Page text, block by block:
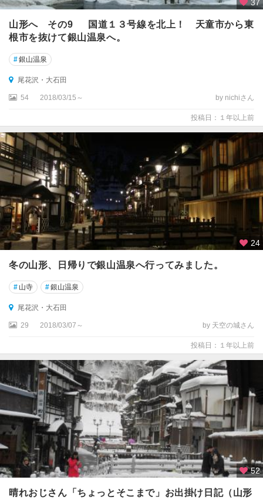
37
山形へ その9 国道１３号線を北上！ 天童市から東
根市を抜けて銀山温泉へ。
#銀山温泉
尾花沢・大石田
54 2018/03/15～ by nichiさん
投稿日：１年以上前
24
冬の山形、日帰りで銀山温泉へ行ってみました。
# 山寺 #銀山温泉
尾花沢・大石田
29 2018/03/07～ by 天空の城さん
投稿日：１年以上前
52
晴れおじさん「ちょっとそこまで」お出掛け日記（山形